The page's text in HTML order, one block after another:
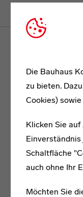
Die Bauhaus
zu bieten.
Cookies)
Klicken Sie auf
Schaltfläche
auch ohne Ihr
Möchten Sie